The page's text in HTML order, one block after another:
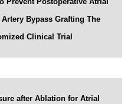
Bypass Grafting The
Clinical Trial
after Ablation for Atrial